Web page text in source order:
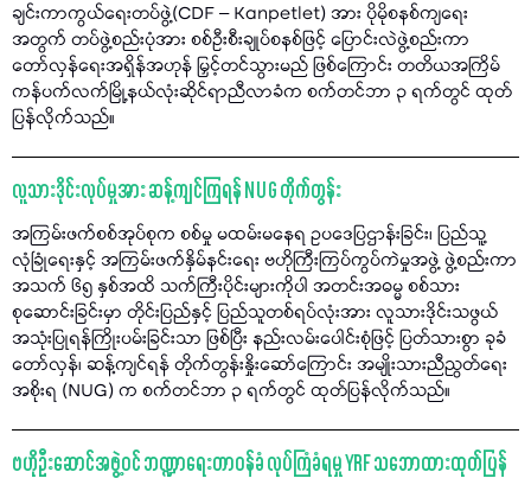
ချင်းကာကွယ်ရေးတပ်ဖွဲ့(CDF – Kanpetlet) အား ပိုမိုစနစ်ကျရေး
အတွက် တပ်ဖွဲ့စည်းပုံအား စစ်ဦးစီးချုပ်စနစ်ဖြင့် ပြောင်းလဲဖွဲ့စည်းကာ
တော်လှန်ရေးအရှိန်အဟုန် မြှင့်တင်သွားမည် ဖြစ်ကြောင်း တတိယအကြိမ်
ကန်ပက်လက်မြို့နယ်လုံးဆိုင်ရာညီလာခံက စက်တင်ဘာ ၃ ရက်တွင် ထုတ်
ပြန်လိုက်သည်။
လူသားဒိုင်းလုပ်မှုအား ဆန့်ကျင်ကြရန် NUG တိုက်တွန်း
အကြမ်းဖက်စစ်အုပ်စုက စစ်မှု မထမ်းမနေရ ဥပဒေပြဌာန်းခြင်း၊ ပြည်သူ့
လုံခြုံရေးနှင့် အကြမ်းဖက်နှိမ်နင်းရေး ဗဟိုကြီးကြပ်ကွပ်ကဲမှုအဖွဲ့ ဖွဲ့စည်းကာ
အသက် ၆၅ နှစ်အထိ သက်ကြီးပိုင်းများကိုပါ အတင်းအဓမ္မ စစ်သား
စုဆောင်းခြင်းမှာ တိုင်းပြည်နှင့် ပြည်သူတစ်ရပ်လုံးအား လူသားဒိုင်းသဖွယ်
အသုံးပြုရန်ကြိုးပမ်းခြင်းသာ ဖြစ်ပြီး နည်းလမ်းပေါင်းစုံဖြင့် ပြတ်သားစွာ ခုခံ
တော်လှန်၊ ဆန့်ကျင်ရန် တိုက်တွန်းနှိုးဆော်ကြောင်း အမျိုးသားညီညွတ်ရေး
အစိုးရ (NUG) က စက်တင်ဘာ ၃ ရက်တွင် ထုတ်ပြန်လိုက်သည်။
ဗဟိုဦးဆောင်အဖွဲ့ဝင် ဘဏ္ဍာရေးတာဝန်ခံ လုပ်ကြံခံရမှု YRF သဘောထားထုတ်ပြန်